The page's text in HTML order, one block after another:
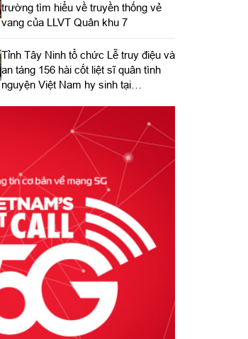
trường tìm hiểu về truyền thống vẻ
vang của LLVT Quân khu 7
​Tỉnh Tây Ninh tổ chức Lễ truy điệu và
an táng 156 hài cốt liệt sĩ quân tình
nguyện Việt Nam hy sinh tại